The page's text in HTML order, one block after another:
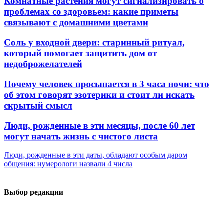
проблемах со здоровьем: какие приметы
связывают с домашними цветами
Соль у входной двери: старинный ритуал,
который помогает защитить дом от
недоброжелателей
Почему человек просыпается в 3 часа ночи: что
об этом говорят эзотерики и стоит ли искать
скрытый смысл
Люди, рожденные в эти месяцы, после 60 лет
могут начать жизнь с чистого листа
Люди, рожденные в эти даты, обладают особым даром
общения: нумерологи назвали 4 числа
Выбор редакции